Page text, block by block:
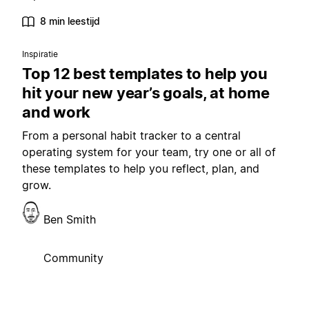
8 min leestijd
Inspiratie
Top 12 best templates to help you
hit your new year’s goals, at home
and work
From a personal habit tracker to a central
operating system for your team, try one or all of
these templates to help you reflect, plan, and
grow.
Ben Smith
Community